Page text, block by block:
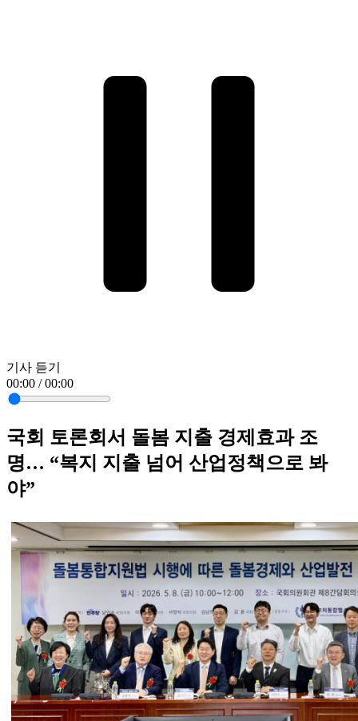
기사 듣기
00:00 / 00:00
국회 토론회서 돌봄 지출 경제효과 조
명… “복지 지출 넘어 산업정책으로 봐
야”